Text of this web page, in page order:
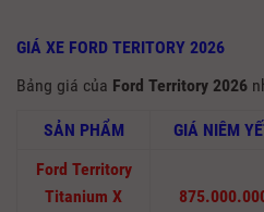
GIÁ XE FORD TERITORY 2026
Bảng giá của Ford Territory 2026
SẢN PHẨM GIÁ NIÊM
Ford Territory
Titanium X